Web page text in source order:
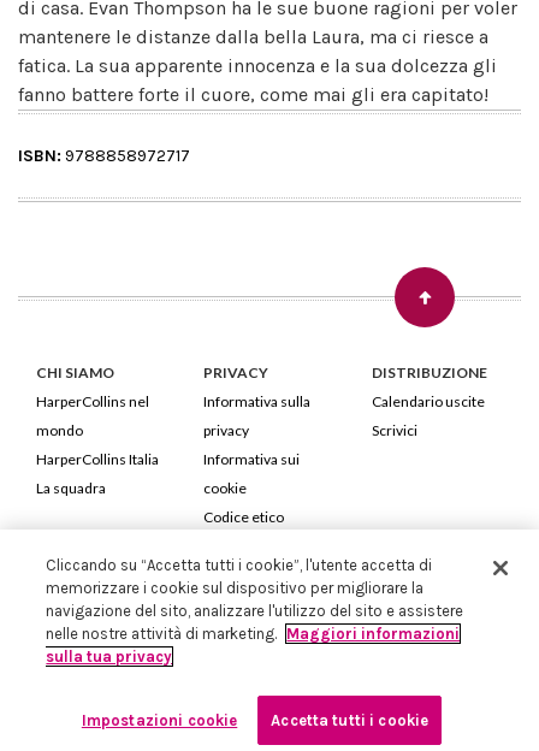
di casa. Evan Thompson ha le sue buone ragioni per voler
mantenere le distanze dalla bella Laura, ma ci riesce a
fatica. La sua apparente innocenza e la sua dolcezza gli
fanno battere forte il cuore, come mai gli era capitato!
ISBN: 9788858972717
CHI SIAMO
HarperCollins nel
mondo
HarperCollins Italia
La squadra
PRIVACY
Informativa sulla
privacy
Informativa sui
cookie
Codice etico
DISTRIBUZIONE
Calendario uscite
Scrivici
HarperCollins Italia S.p.A. Viale Monte Nero, 84 - 20135 Milano
Cod. Fiscale e P.IVA 05946780151 - Capitale Sociale 258.250 €
Iscritta in Milano al Registro delle imprese nr.198004 e REA nr.1051898
Cliccando su “Accetta tutti i cookie”, l'utente accetta di
memorizzare i cookie sul dispositivo per migliorare la
navigazione del sito, analizzare l'utilizzo del sito e assistere
nelle nostre attività di marketing. Maggiori informazioni
sulla tua privacy
Impostazioni cookie Accetta tutti i cookie